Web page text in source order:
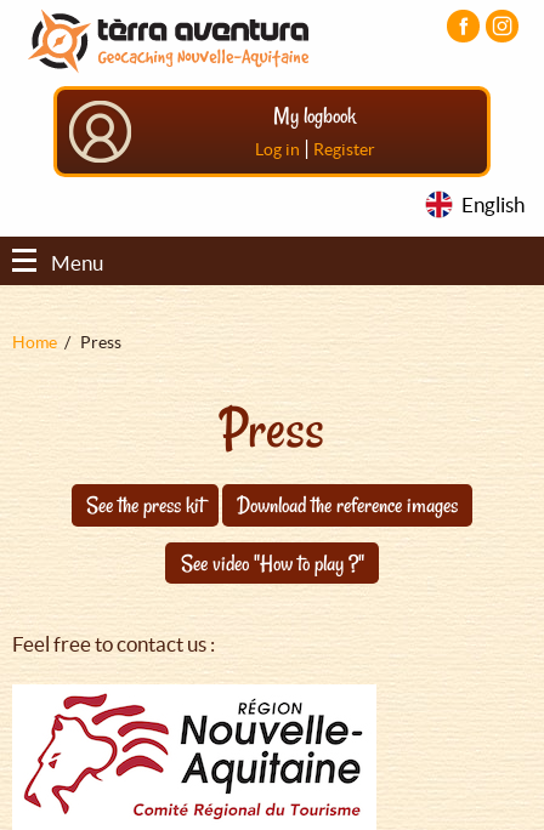
Aller
contenu
principal
Aller
menu
principal
Aller
pied
My logbook
Log in | Register
English
Menu
Fil
Home Press
Press
See the press kit
Download the reference images
See video "How to play ?"
Feel free to contact us :